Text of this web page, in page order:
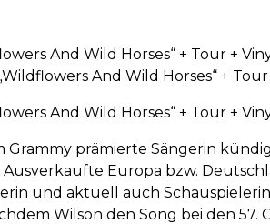
And Wild Horses“ + Tour +
And Wild Horses“ +
And Wild Horses“ + Tour +
Grammy prämierte Sängerin
Europa bzw.
und aktuell auch Schauspielerin
Wilson den Song bei den 57.